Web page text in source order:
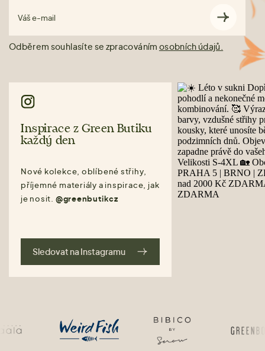
Váš e-mail
Odběrem souhlasíte se zpracováním osobních údajů.
Inspirace z Green Butiku
každý den
Nové kolekce, oblíbené střihy,
příjemné materiály a inspirace, jak
je nosit. @greenbutikcz
Sledovat na Instagramu